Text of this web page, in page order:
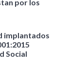
por los
implantados
Social